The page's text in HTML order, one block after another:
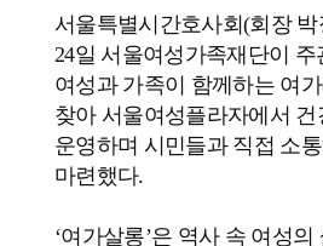
서울특별시간호사회(회장 박
24일 서울여성가족재단이 주
여성과 가족이 함께하는 여
찾아 서울여성플라자에서
운영하며 시민들과 직접 소
마련했다.
‘여가살롱’은 역사 속 여성